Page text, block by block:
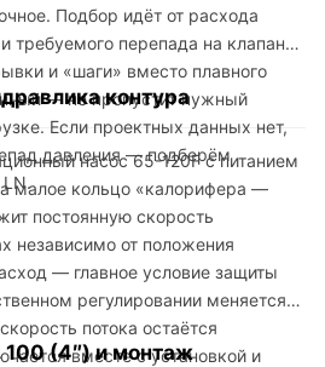
Подбор идёт от расхода
требуемого перепада на клапане:
и «шаги» вместо плавного
— не пропустит нужный
Если проектных данных нет,
давления — подберём
LN.
контура
насос 65-120F с питанием
малое кольцо «калорифера —
постоянную скорость
независимо от положения
— главное условие защиты
регулировании меняется
потока остаётся
вместе с установкой и
100 (4″) и монтаж